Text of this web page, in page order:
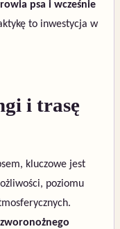
psa i wcześnie
to inwestycja w
i trasę
kluczowe jest
poziomu